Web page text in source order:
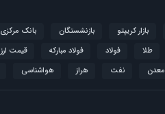
بازار کریپتو بازنشستگان بانک مرکزی
طلا فولاد فولاد مبارکه قیمت ارز
معدن نفت هراز هواشناسی